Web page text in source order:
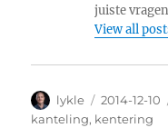
juiste
View all
Author
lykle
Posted
on
2014-12-10
kanteling, kentering